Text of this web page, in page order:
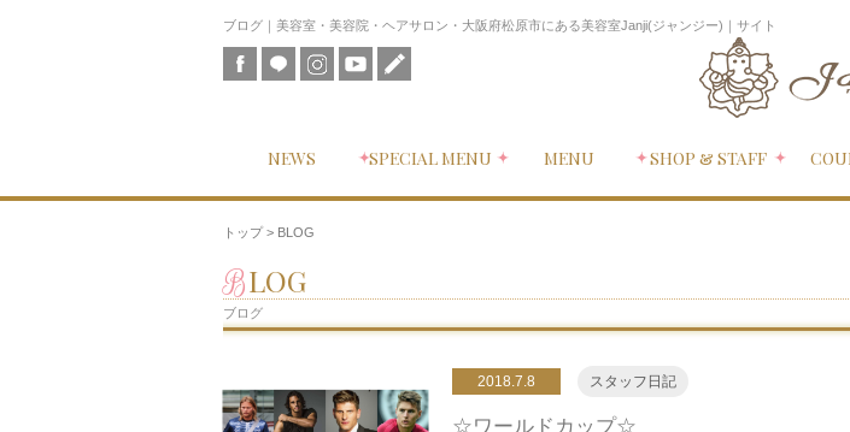
ブログ｜美容室・美容院・ヘアサロン・大阪府松原市にある美容室Janji(ジャンジー)｜サイト
NEWS SPECIAL MENU MENU SHOP & STAFF
トップ> BLOG
BLOG
ブログ
2018.7.8 スタッフ日記
☆ワールドカップ☆